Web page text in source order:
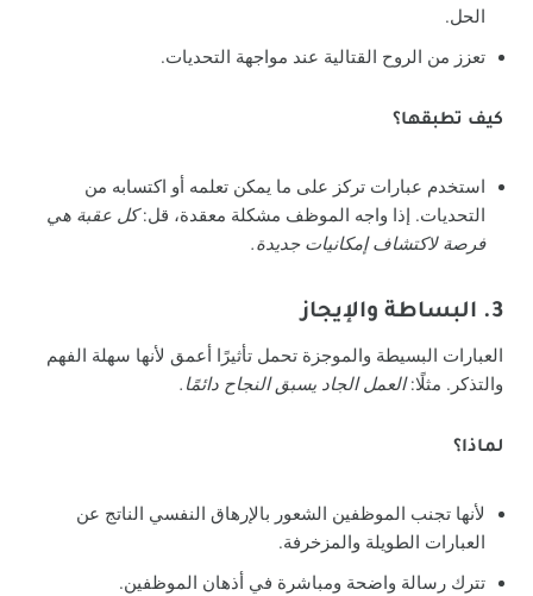
الحل.
تعزز من الروح القتالية عند مواجهة التحديات.
كيف تطبقها؟
استخدم عبارات تركز على ما يمكن تعلمه أو اكتسابه من
التحديات. إذا واجه الموظف مشكلة معقدة، قل:كل عقبة هي
فرصة لاكتشاف إمكانيات جديدة.
3. البساطة والإيجاز
العبارات البسيطة والموجزة تحمل تأثيرًا أعمق لأنها سهلة الفهم
والتذكر. مثلًا:العمل الجاد يسبق النجاح دائمًا.
لماذا؟
لأنها تجنب الموظفين الشعور بالإرهاق النفسي الناتج عن
العبارات الطويلة والمزخرفة.
تترك رسالة واضحة ومباشرة في أذهان الموظفين.